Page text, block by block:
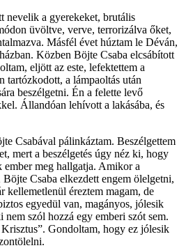
nevelik a gyerekeket, brutális
üvöltve, verve, terrorizálva őket,
Másfél évet húztam le Déván,
Közben Böjte Csaba elcsábított
eljött az este, lefektettem a
tartózkodott, a lámpaoltás után
beszélgetni. Én a felette levő
Állandóan lehívott a lakásába, és
Csabával pálinkáztam. Beszélgettem
mert a beszélgetés úgy néz ki, hogy
ember meg hallgatja. Amikor a
Böjte Csaba elkezdett engem ölelgetni,
kellemetlenül éreztem magam, de
egyedül van, magányos, jólesik
szól hozzá egy emberi szót sem.
Krisztus”. Gondoltam, hogy ez jólesik